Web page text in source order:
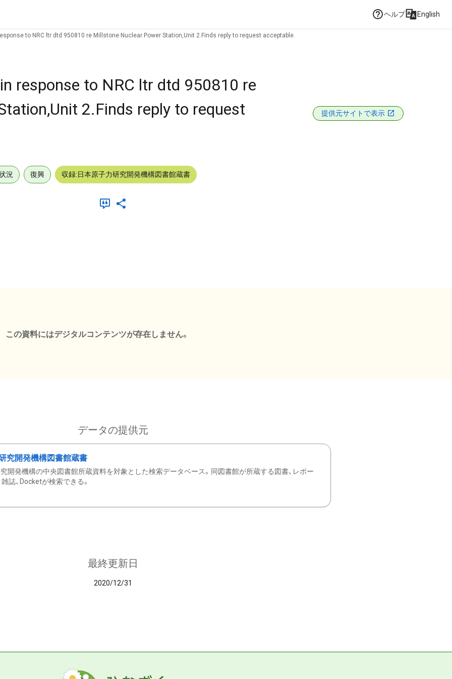
ヘルプ English
to NRC ltr dtd 950810 re Millstone Nuclear Power Station,Unit 2.Finds reply to request acceptable.
response to NRC ltr dtd 950810 re
2.Finds reply to request
提供元サイトで表示
況 復興 収録:日本原子力研究開発機構図書館蔵書
この資料にはデジタルコンテンツが存在しません。
データの提供元
究開発機構図書館蔵書
開発機構の中央図書館所蔵資料を対象とした検索データベース。同図書館が所蔵する図書、レポー
雑誌、Docketが検索できる。
最終更新日
2020/12/31